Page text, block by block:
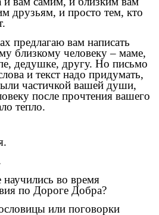
друзьям, и просто тем, кто
предлагаю вам написать
близкому человеку – маме,
дедушке, другу. Но письмо
и текст надо придумать,
частичкой вашей души,
после прочтения вашего
тепло.
во время
по Дороге Добра?
или поговорки